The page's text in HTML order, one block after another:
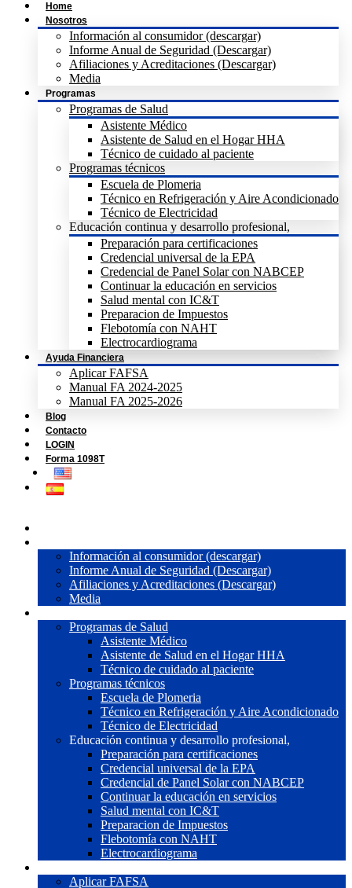
Home
Nosotros
Información al consumidor (descargar)
Informe Anual de Seguridad (Descargar)
Afiliaciones y Acreditaciones (Descargar)
Media
Programas
Programas de Salud
Asistente Médico
Asistente de Salud en el Hogar HHA
Técnico de cuidado al paciente
Programas técnicos
Escuela de Plomeria
Técnico en Refrigeración y Aire Acondicionado
Técnico de Electricidad
Educación continua y desarrollo profesional,
Preparación para certificaciones
Credencial universal de la EPA
Credencial de Panel Solar con NABCEP
Continuar la educación en servicios
Salud mental con IC&T
Preparacion de Impuestos
Flebotomía con NAHT
Electrocardiograma
Ayuda Financiera
Aplicar FAFSA
Manual FA 2024-2025
Manual FA 2025-2026
Blog
Contacto
LOGIN
Forma 1098T
Información al consumidor (descargar)
Informe Anual de Seguridad (Descargar)
Afiliaciones y Acreditaciones (Descargar)
Media
Programas de Salud
Asistente Médico
Asistente de Salud en el Hogar HHA
Técnico de cuidado al paciente
Programas técnicos
Escuela de Plomeria
Técnico en Refrigeración y Aire Acondicionado
Técnico de Electricidad
Educación continua y desarrollo profesional,
Preparación para certificaciones
Credencial universal de la EPA
Credencial de Panel Solar con NABCEP
Continuar la educación en servicios
Salud mental con IC&T
Preparacion de Impuestos
Flebotomía con NAHT
Electrocardiograma
Aplicar FAFSA